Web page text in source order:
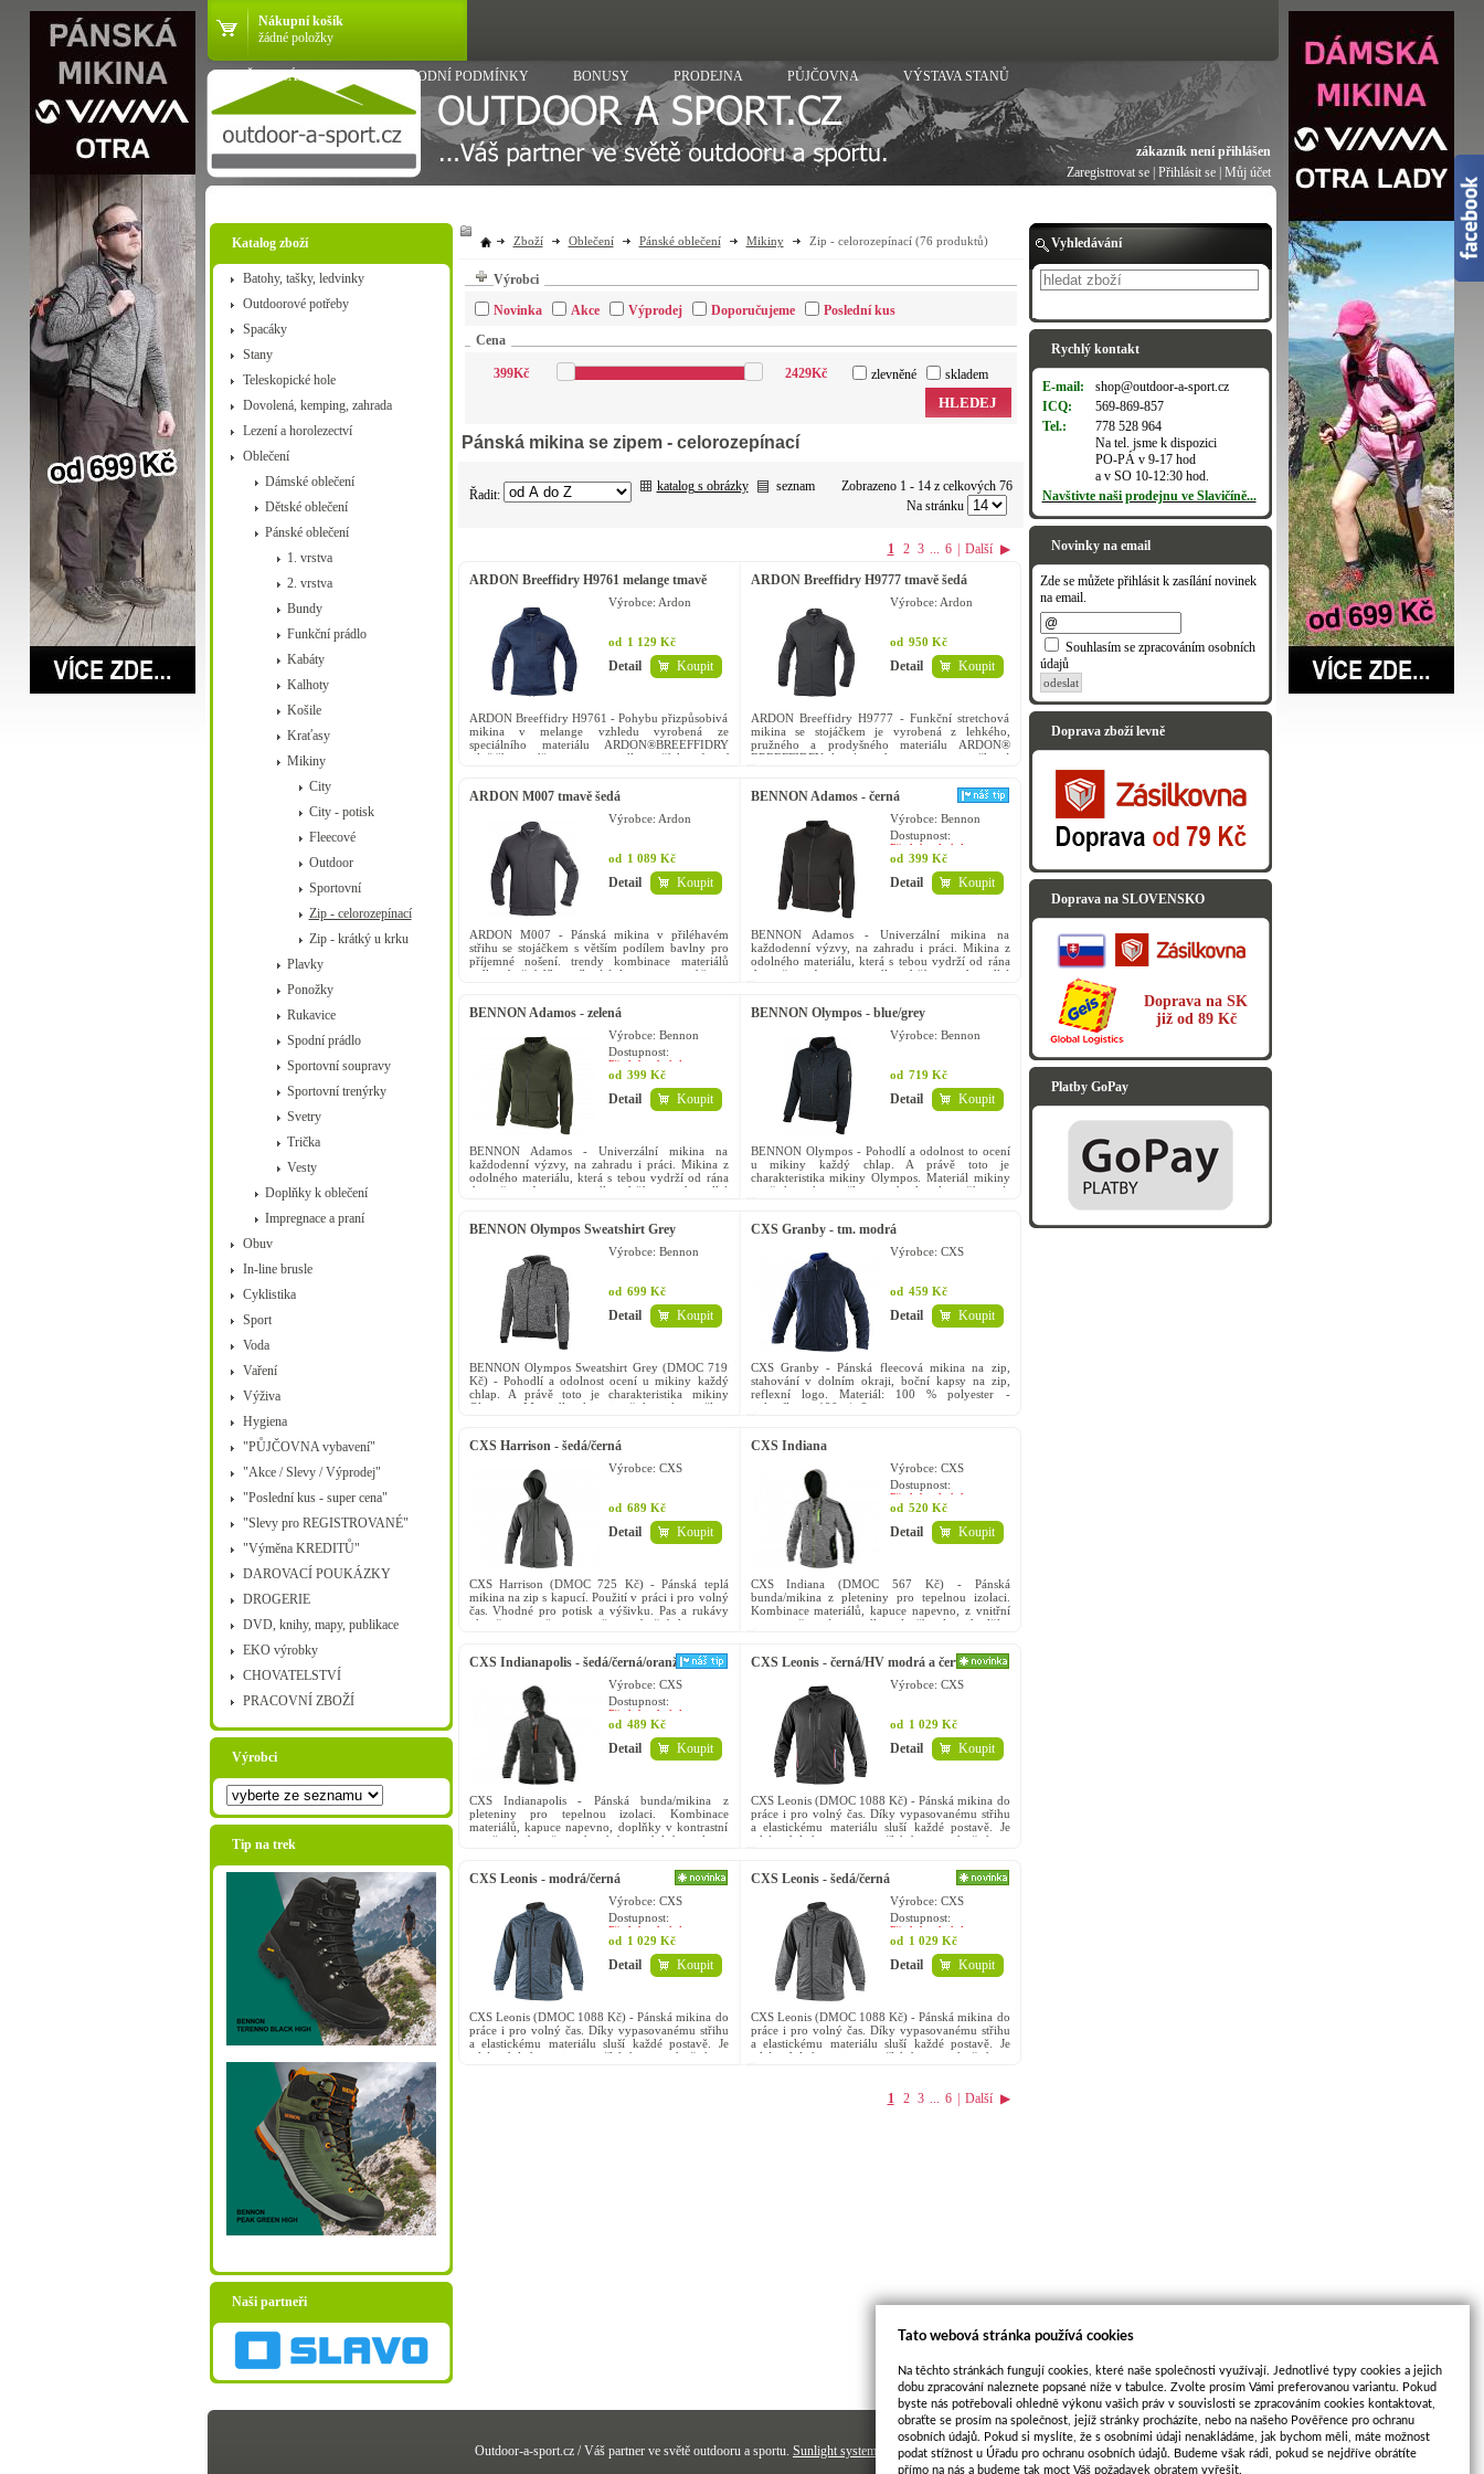
Nákupní košík
žádné položky
VŠE O NÁKUPU OBCHODNÍ PODMÍNKY BONUSY PRODEJNA PŮJČOVNA VÝSTAVA STANŮ
zákazník není přihlášen
Zaregistrovat se| Přihlásit se| Můj účet
Katalog zboží
Batohy, tašky, ledvinky
Outdoorové potřeby
Spacáky
Stany
Teleskopické hole
Dovolená, kemping, zahrada
Lezení a horolezectví
Oblečení
Dámské oblečení
Dětské oblečení
Pánské oblečení
1. vrstva
2. vrstva
Bundy
Funkční prádlo
Kabáty
Kalhoty
Košile
Kraťasy
Mikiny
City
City - potisk
Fleecové
Outdoor
Sportovní
Zip - celorozepínací
Zip - krátký u krku
Plavky
Ponožky
Rukavice
Spodní prádlo
Sportovní soupravy
Sportovní trenýrky
Svetry
Trička
Vesty
Doplňky k oblečení
Impregnace a praní
Obuv
In-line brusle
Cyklistika
Sport
Voda
Vaření
Výživa
Hygiena
"PŮJČOVNA vybavení"
"Akce / Slevy / Výprodej"
"Poslední kus - super cena"
"Slevy pro REGISTROVANÉ"
"Výměna KREDITŮ"
DAROVACÍ POUKÁZKY
DROGERIE
DVD, knihy, mapy, publikace
EKO výrobky
CHOVATELSTVÍ
PRACOVNÍ ZBOŽÍ
Výrobci
Tip na trek
Naši partneři
Zboží Oblečení Pánské oblečení Mikiny Zip - celorozepínací(76 produktů)
Výrobci
Novinka
Akce Výprodej Doporučujeme
Poslední kus
Cena
399Kč 2429Kč zlevněné skladem
HLEDEJ
Pánská mikina se zipem - celorozepínací
Řadit:
katalog s obrázky seznam
Zobrazeno 1 - 14 z celkových 76
Na stránku
1 2 3 ... 6 Další ▶
ARDON Breeffidry H9761 melange tmavě
Výrobce: Ardon
od 1 129 Kč
Detail Koupit
ARDON Breeffidry H9761 - Pohybu přizpůsobivá
mikina v melange vzhledu vyrobená ze
speciálního materiálu ARDON®BREEFFIDRY
silnější gramáže. tento materiál zaručí komfortní
ARDON Breeffidry H9777 tmavě šedá
Výrobce: Ardon
od 950 Kč
Detail Koupit
ARDON Breeffidry H9777 - Funkční stretchová
mikina se stojáčkem je vyrobená z lehkého,
pružného a prodyšného materiálu ARDON®
BREEFFIDRY, který snadno transportuje tělesný
ARDON M007 tmavě šedá
Výrobce: Ardon
od 1 089 Kč
Detail Koupit
ARDON M007 - Pánská mikina v přiléhavém
střihu se stojáčkem s větším podílem bavlny pro
příjemné nošení. trendy kombinace materiálů
sedlo a boční díly zesílené úpletem tvarovací švy...
BENNON Adamos - černá
Výrobce: Bennon
Dostupnost:
Předobjednávka
od 399 Kč
Detail Koupit
BENNON Adamos - Univerzální mikina na
každodenní výzvy, na zahradu i práci. Mikina z
odolného materiálu, která s tebou vydrží od rána
do večera. A ten materiál vydrží opravdu velké
BENNON Adamos - zelená
Výrobce: Bennon
Dostupnost:
Předobjednávka
od 399 Kč
Detail Koupit
BENNON Adamos - Univerzální mikina na
každodenní výzvy, na zahradu i práci. Mikina z
odolného materiálu, která s tebou vydrží od rána
do večera. A ten materiál vydrží opravdu velké
BENNON Olympos - blue/grey
Výrobce: Bennon
od 719 Kč
Detail Koupit
BENNON Olympos - Pohodlí a odolnost to ocení
u mikiny každý chlap. A právě toto je
charakteristika mikiny Olympos. Materiál mikiny
je při kontaktu s tělem na dotek velmi příjemný,
BENNON Olympos Sweatshirt Grey
Výrobce: Bennon
od 699 Kč
Detail Koupit
BENNON Olympos Sweatshirt Grey (DMOC 719
Kč) - Pohodlí a odolnost ocení u mikiny každý
chlap. A právě toto je charakteristika mikiny
Olympos. Materiál mikiny je při kontaktu s tělem
CXS Granby - tm. modrá
Výrobce: CXS
od 459 Kč
Detail Koupit
CXS Granby - Pánská fleecová mikina na zip,
stahování v dolním okraji, boční kapsy na zip,
reflexní logo. Materiál: 100 % polyester -
mikrofleece, 190 g/m2
CXS Harrison - šedá/černá
Výrobce: CXS
od 689 Kč
Detail Koupit
CXS Harrison (DMOC 725 Kč) - Pánská teplá
mikina na zip s kapucí. Použití v práci i pro volný
čas. Vhodné pro potisk a výšivku. Pas a rukávy
ukončeny pružnou manžetou, boční kapsy na
CXS Indiana
Výrobce: CXS
Dostupnost:
Předobjednávka
od 520 Kč
Detail Koupit
CXS Indiana (DMOC 567 Kč) - Pánská
bunda/mikina z pleteniny pro tepelnou izolaci.
Kombinace materiálů, kapuce napevno, z vnitřní
strany počesaný materiál pro lepší izolaci, doplňky
CXS Indianapolis - šedá/černá/oranžová
Výrobce: CXS
Dostupnost:
Předobjednávka
od 489 Kč
Detail Koupit
CXS Indianapolis - Pánská bunda/mikina z
pleteniny pro tepelnou izolaci. Kombinace
materiálů, kapuce napevno, doplňky v kontrastní
oranžové barvě, stahování v dolním okraji,
CXS Leonis - černá/HV modrá a červená
Výrobce: CXS
od 1 029 Kč
Detail Koupit
CXS Leonis (DMOC 1088 Kč) - Pánská mikina do
práce i pro volný čas. Díky vypasovanému střihu
a elastickému materiálu sluší každé postavě. Je
také odolná proti pomačkání a nenáročná na
CXS Leonis - modrá/černá
Výrobce: CXS
Dostupnost:
Předobjednávka
od 1 029 Kč
Detail Koupit
CXS Leonis (DMOC 1088 Kč) - Pánská mikina do
práce i pro volný čas. Díky vypasovanému střihu
a elastickému materiálu sluší každé postavě. Je
také odolná proti pomačkání a nenáročná na
CXS Leonis - šedá/černá
Výrobce: CXS
Dostupnost:
Předobjednávka
od 1 029 Kč
Detail Koupit
CXS Leonis (DMOC 1088 Kč) - Pánská mikina do
práce i pro volný čas. Díky vypasovanému střihu
a elastickému materiálu sluší každé postavě. Je
také odolná proti pomačkání a nenáročná na
1 2 3 ... 6 Další ▶
Vyhledávání
Rychlý kontakt
E-mail:
shop@outdoor-a-sport.cz
ICQ:
569-869-857
Tel.:
778 528 964
Na tel. jsme k dispozici
PO-PÁ v 9-17 hod
a v SO 10-12:30 hod.
Navštivte naši prodejnu ve Slavičíně...
Novinky na email
Zde se můžete přihlásit k zasílání novinek
na email.
Souhlasím se zpracováním osobních
údajů
odeslat
Doprava zboží levně
Doprava na SLOVENSKO
Doprava na SK
již od 89 Kč
Platby GoPay
Outdoor-a-sport.cz / Váš partner ve světě outdooru a sportu. Sunlight systems e-shop Sun-shop 2.12
Tato webová stránka používá cookies
Na těchto stránkách fungují cookies, které naše společnosti využívají. Jednotlivé typy cookies a jejich
dobu zpracování naleznete popsané níže v tabulce. Zvolte prosím Vámi preferovanou variantu. Pokud
byste nás potřebovali ohledně výkonu vašich práv v souvislosti se zpracováním cookies kontaktovat,
obraťte se prosím na společnost, jejíž stránky procházíte, nebo na našeho Pověřence pro ochranu
osobních údajů. Pokud si myslíte, že s osobními údaji nenakládáme, jak bychom měli, máte možnost
podat stížnost u Úřadu pro ochranu osobních údajů. Budeme však rádi, pokud se nejdříve obrátíte
přímo na nás a budeme tak moct Váš požadavek obratem vyřešit.